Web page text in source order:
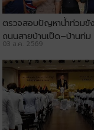
ตรวจสอบปัญหาน้ำท่วมขั
ถนนสายบ้านเป็ด–บ้านทุ่ม
03 ส.ค. 2569